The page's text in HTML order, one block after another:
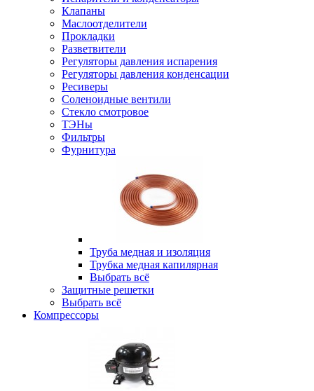
Клапаны
Маслоотделители
Прокладки
Разветвители
Регуляторы давления испарения
Регуляторы давления конденсации
Ресиверы
Соленоидные вентили
Стекло смотровое
ТЭНы
Фильтры
Фурнитура
Труба медная и изоляция
Трубка медная капилярная
Выбрать всё
Защитные решетки
Выбрать всё
Компрессоры